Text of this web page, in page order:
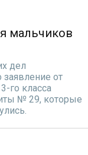
мальчиков
дел
заявление от
го класса
№ 29, которые